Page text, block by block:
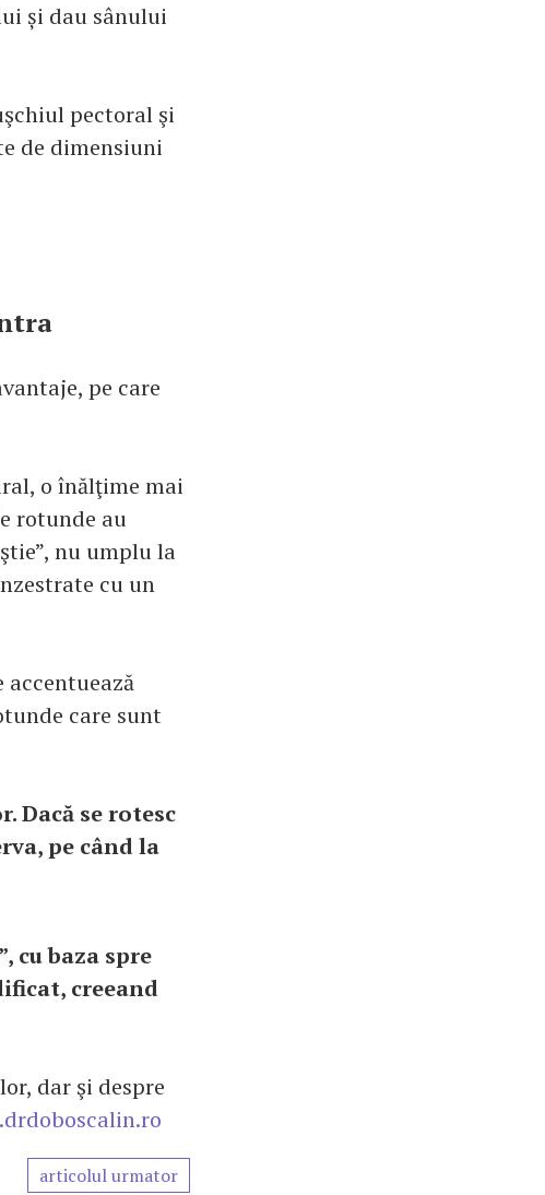
și dau sânului
pectoral şi
de dimensiuni
pe care
o înălţime mai
rotunde au
nu umplu la
cu un
care sunt
se rotesc
pe când la
cu baza spre
creeand
dar şi despre
articolul urmator